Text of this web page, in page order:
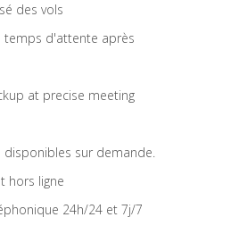
des vols
temps d'attente après
at precise meeting
disponibles sur demande.
hors ligne
24h/24 et 7j/7